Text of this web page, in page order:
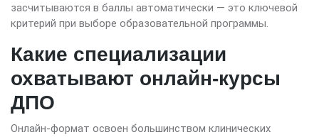
засчитываются в баллы автоматически — это ключевой
критерий при выборе образовательной программы.
Какие специализации
охватывают онлайн-курсы
ДПО
Онлайн-формат освоен большинством клинических